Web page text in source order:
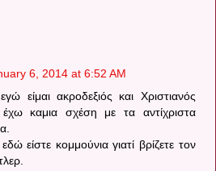
6, 2014 at 6:52 AM
είμαι ακροδεξιός και Χριστιανός
έχω καμια σχέση με τα αντίχριστα
είστε κομμούνια γιατί βρίζετε τον